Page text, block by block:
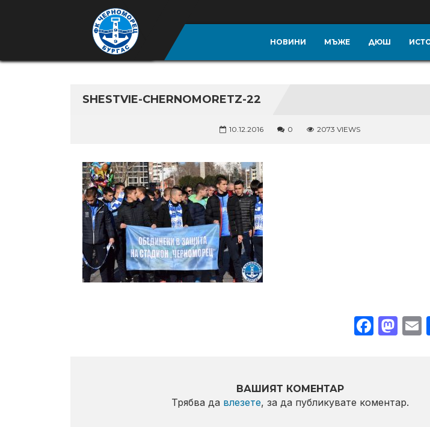
НОВИНИ МЪЖЕ ДЮШ
SHESTVIE-CHERNOMORETZ-22
10.12.2016 0 2073 VIEWS
ВАШИЯТ КОМЕНТАР
Трябва да влезете, за да публикувате коментар.